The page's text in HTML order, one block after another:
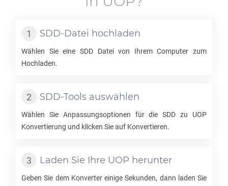
SDD-Datei hochladen
Wählen Sie eine SDDDatei von Ihrem Computer zum
Hochladen.
SDD-Tools auswählen
Wählen Sie Anpassungsoptionen für dieSDD zu UOP
Konvertierung und klicken Sie auf Konvertieren.
Laden Sie Ihre UOP herunter
Geben Sie dem Konverter einige Sekunden, dann laden Sie